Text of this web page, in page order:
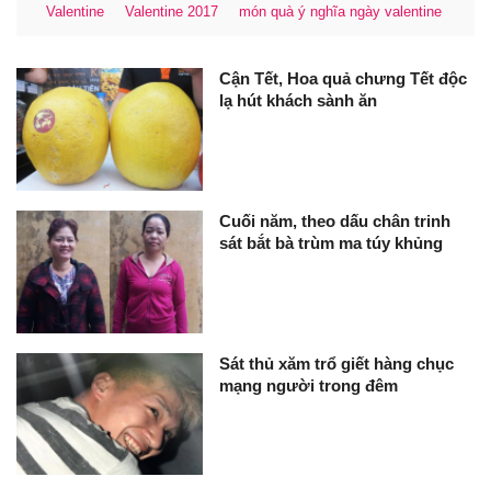
Valentine
Valentine 2017 món quà ý nghĩa ngày valentine
Cận Tết, Hoa quả chưng Tết độc
lạ hút khách sành ăn
Cuối năm, theo dấu chân trinh
sát bắt bà trùm ma túy khủng
Sát thủ xăm trổ giết hàng chục
mạng người trong đêm​